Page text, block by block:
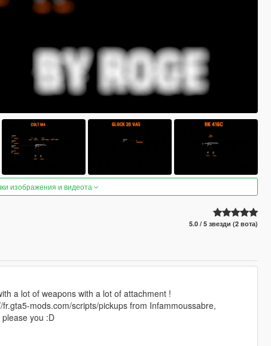
изображения и видеота
5.0 / 5 звезди (2 вота)
a lot of weapons with a lot of attachment !
mods.com/scripts/pickups from Infammoussabre,
you :D